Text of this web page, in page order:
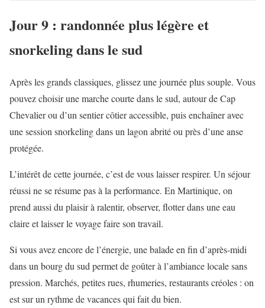
Jour 9 : randonnée plus légère et
snorkeling dans le sud
Après les grands classiques, glissez une journée plus souple. Vous
pouvez choisir une marche courte dans le sud, autour de Cap
Chevalier ou d’un sentier côtier accessible, puis enchaîner avec
une session snorkeling dans un lagon abrité ou près d’une anse
protégée.
L’intérêt de cette journée, c’est de vous laisser respirer. Un séjour
réussi ne se résume pas à la performance. En Martinique, on
prend aussi du plaisir à ralentir, observer, flotter dans une eau
claire et laisser le voyage faire son travail.
Si vous avez encore de l’énergie, une balade en fin d’après-midi
dans un bourg du sud permet de goûter à l’ambiance locale sans
pression. Marchés, petites rues, rhumeries, restaurants créoles : on
est sur un rythme de vacances qui fait du bien.